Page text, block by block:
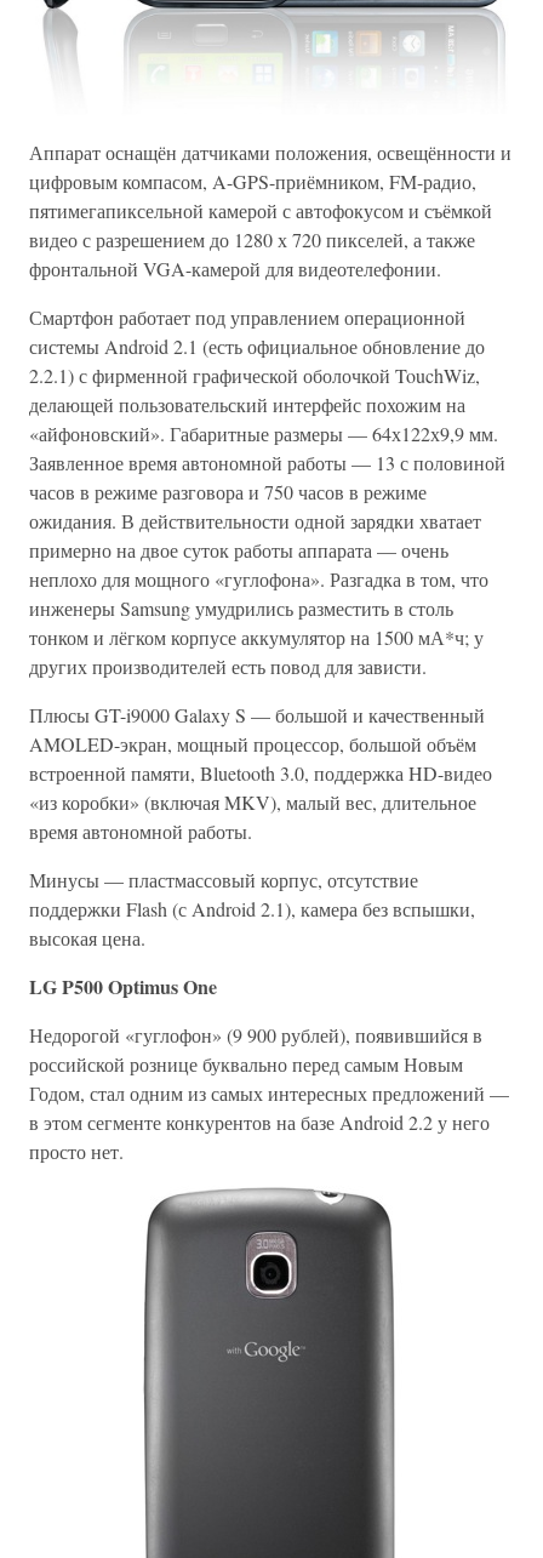
Аппарат оснащён датчиками положения, освещённости и
цифровым компасом, A-GPS-приёмником, FM-радио,
пятимегапиксельной камерой с автофокусом и съёмкой
видео с разрешением до 1280 х 720 пикселей, а также
фронтальной VGA-камерой для видеотелефонии.
Смартфон работает под управлением операционной
системы Android 2.1 (есть официальное обновление до
2.2.1) с фирменной графической оболочкой TouchWiz,
делающей пользовательский интерфейс похожим на
«айфоновский». Габаритные размеры — 64х122х9,9 мм.
Заявленное время автономной работы — 13 с половиной
часов в режиме разговора и 750 часов в режиме
ожидания. В действительности одной зарядки хватает
примерно на двое суток работы аппарата — очень
неплохо для мощного «гуглофона». Разгадка в том, что
инженеры Samsung умудрились разместить в столь
тонком и лёгком корпусе аккумулятор на 1500 мА*ч; у
других производителей есть повод для зависти.
Плюсы GT-i9000 Galaxy S — большой и качественный
AMOLED-экран, мощный процессор, большой объём
встроенной памяти, Bluetooth 3.0, поддержка HD-видео
«из коробки» (включая MKV), малый вес, длительное
время автономной работы.
Минусы — пластмассовый корпус, отсутствие
поддержки Flash (с Android 2.1), камера без вспышки,
высокая цена.
LG P500 Optimus One
Недорогой «гуглофон» (9 900 рублей), появившийся в
российской рознице буквально перед самым Новым
Годом, стал одним из самых интересных предложений —
в этом сегменте конкурентов на базе Android 2.2 у него
просто нет.